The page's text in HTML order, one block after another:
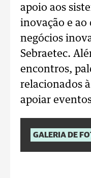
apoio aos
inovação e
negócios
Sebraetec.
encontros,
relacionados
apoiar
GALERIA DE